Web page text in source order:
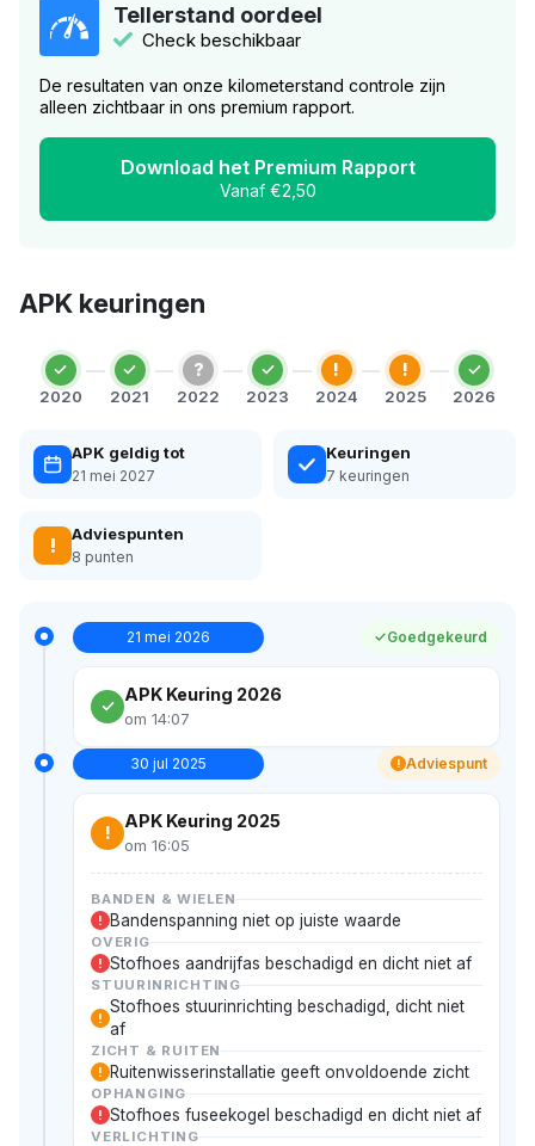
Tellerstand oordeel
Check beschikbaar
De resultaten van onze kilometerstand controle zijn
alleen zichtbaar in ons premium rapport.
Download het Premium Rapport
Vanaf €2,50
APK keuringen
2020 2021
?
2022 2023
!
2024
!
2025 2026
APK geldig tot
21 mei 2027
Keuringen
7 keuringen
! Adviespunten
8 punten
21 mei 2026 Goedgekeurd
APK Keuring 2026
om 14:07
30 jul 2025 ! Adviespunt
!
APK Keuring 2025
om 16:05
BANDEN & WIELEN
! Bandenspanning niet op juiste waarde
OVERIG
! Stofhoes aandrijfas beschadigd en dicht niet af
STUURINRICHTING
!
Stofhoes stuurinrichting beschadigd, dicht niet
af
ZICHT & RUITEN
! Ruitenwisserinstallatie geeft onvoldoende zicht
OPHANGING
! Stofhoes fuseekogel beschadigd en dicht niet af
VERLICHTING